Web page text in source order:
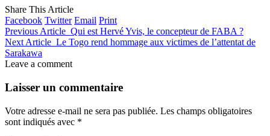
Share This Article
Facebook Twitter Email Print
Previous Article Qui est Hervé Yvis, le concepteur de FABA ?
Next Article Le Togo rend hommage aux victimes de l’attentat de
Sarakawa
Leave a comment
Laisser un commentaire
Votre adresse e-mail ne sera pas publiée. Les champs obligatoires
sont indiqués avec *